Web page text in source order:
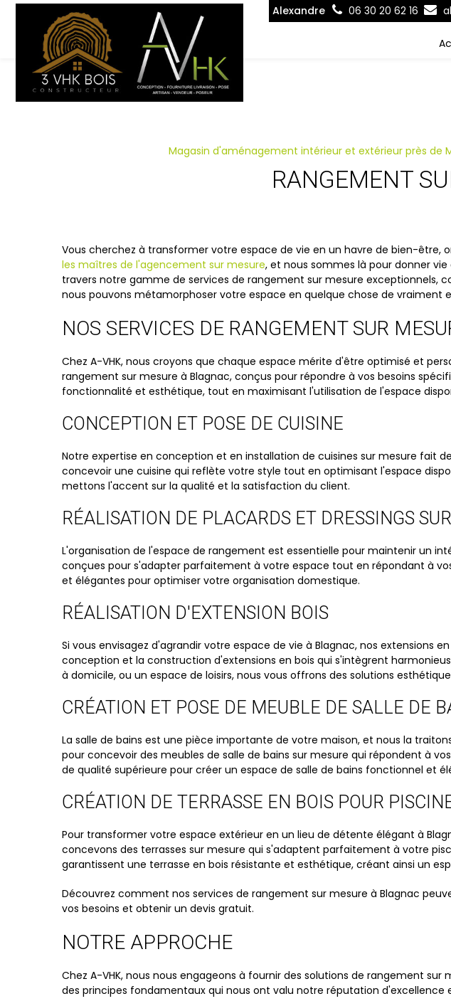
Alexandre 06 30 20 62 16
Magasin d'aménagement intérieur et extérieur près de
RANGEMENT
Vous cherchez à transformer votre espace de vie en un havre de bien-être,
les maîtres de l'agencement sur mesure, et nous sommes là pour donner
travers notre gamme de services de rangement sur mesure exceptionnels,
nous pouvons métamorphoser votre espace en quelque chose de vraiment
NOS SERVICES DE RANGEMENT SUR
Chez A-VHK, nous croyons que chaque espace mérite d'être optimisé et
rangement sur mesure à Blagnac, conçus pour répondre à vos besoins
fonctionnalité et esthétique, tout en maximisant l'utilisation de l'espace
CONCEPTION ET POSE DE CUISINE
Notre expertise en conception et en installation de cuisines sur mesure fait
concevoir une cuisine qui reflète votre style tout en optimisant l'espace
mettons l'accent sur la qualité et la satisfaction du client.
RÉALISATION DE PLACARDS ET DRESSINGS
L'organisation de l'espace de rangement est essentielle pour maintenir un
conçues pour s'adapter parfaitement à votre espace tout en répondant à
et élégantes pour optimiser votre organisation domestique.
RÉALISATION D'EXTENSION BOIS
Si vous envisagez d'agrandir votre espace de vie à Blagnac, nos extensions
conception et la construction d'extensions en bois qui s'intègrent
à domicile, ou un espace de loisirs, nous vous offrons des solutions
CRÉATION ET POSE DE MEUBLE DE SALLE DE
La salle de bains est une pièce importante de votre maison, et nous la
pour concevoir des meubles de salle de bains sur mesure qui répondent à
de qualité supérieure pour créer un espace de salle de bains fonctionnel et
CRÉATION DE TERRASSE EN BOIS POUR
Pour transformer votre espace extérieur en un lieu de détente élégant à
concevons des terrasses sur mesure qui s'adaptent parfaitement à votre
garantissent une terrasse en bois résistante et esthétique, créant ainsi un
Découvrez comment nos services de rangement sur mesure à Blagnac
vos besoins et obtenir un devis gratuit.
NOTRE APPROCHE
Chez A-VHK, nous nous engageons à fournir des solutions de rangement
des principes fondamentaux qui nous ont valu notre réputation d'excellence